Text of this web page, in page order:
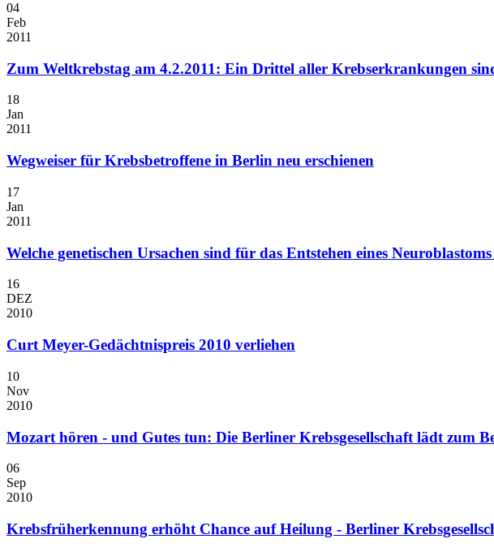
04
Feb
2011
Zum Weltkrebstag am 4.2.2011: Ein Drittel aller Krebserkrankungen
18
Jan
2011
Wegweiser für Krebsbetroffene in Berlin neu erschienen
17
Jan
2011
Welche genetischen Ursachen sind für das Entstehen eines
16
DEZ
2010
Curt Meyer-Gedächtnispreis 2010 verliehen
10
Nov
2010
Mozart hören - und Gutes tun: Die Berliner Krebsgesellschaft lädt zum
06
Sep
2010
Krebsfrüherkennung erhöht Chance auf Heilung - Berliner